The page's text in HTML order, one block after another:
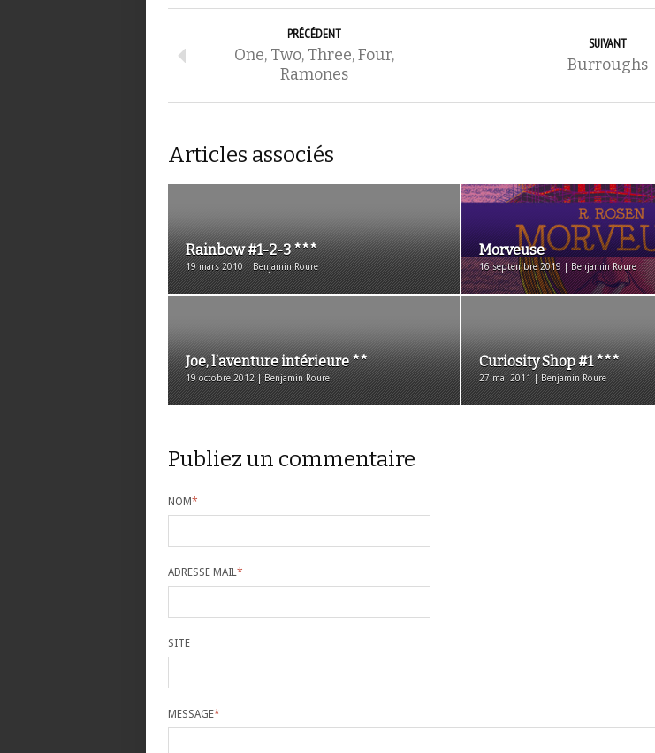
PRÉCÉDENT
One, Two, Three, Four,
Ramones
SUIVANT
Burroughs
Articles associés
Rainbow #1-2-3 ***
19 mars 2010 | Benjamin Roure
Morveuse
16 septembre 2019 | Benjamin Roure
Joe, l’aventure intérieure **
19 octobre 2012 | Benjamin Roure
Curiosity Shop #1 ***
27 mai 2011 | Benjamin Roure
Publiez un commentaire
NOM*
ADRESSE MAIL*
SITE
MESSAGE*